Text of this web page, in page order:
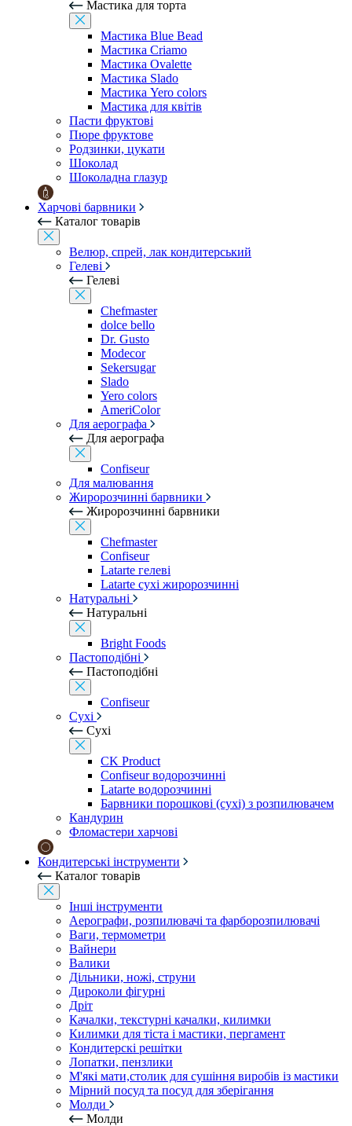
Мастика для торта
Мастика Blue Bead
Мастика Criamo
Мастика Ovalette
Мастика Slado
Мастика Yero colors
Мастика для квітів
Пасти фруктові
Пюре фруктове
Родзинки, цукати
Шоколад
Шоколадна глазур
Харчові барвники
Каталог товарів
Велюр, спрей, лак кондитерський
Гелеві
Гелеві
Chefmaster
dolce bello
Dr. Gusto
Modecor
Sekersugar
Slado
Yero colors
AmeriColor
Для аерографа
Для аерографа
Confiseur
Для малювання
Жиророзчинні барвники
Жиророзчинні барвники
Chefmaster
Confiseur
Latarte гелеві
Latarte сухі жиророзчинні
Натуральні
Натуральні
Bright Foods
Пастоподібні
Пастоподібні
Confiseur
Сухі
Сухі
CK Product
Confiseur водорозчинні
Latarte водорозчинні
Барвники порошкові (сухі) з розпилювачем
Кандурин
Фломастери харчові
Кондитерські інструменти
Каталог товарів
Інші інструменти
Аерографи, розпилювачі та фарборозпилювачі
Ваги, термометри
Вайнери
Валики
Дільники, ножі, струни
Дироколи фігурні
Дріт
Качалки, текстурні качалки, килимки
Килимки для тіста і мастики, пергамент
Кондитерскі решітки
Лопатки, пензлики
М'які мати,столик для сушіння виробів із мастики
Мірний посуд та посуд для зберігання
Молди
Молди